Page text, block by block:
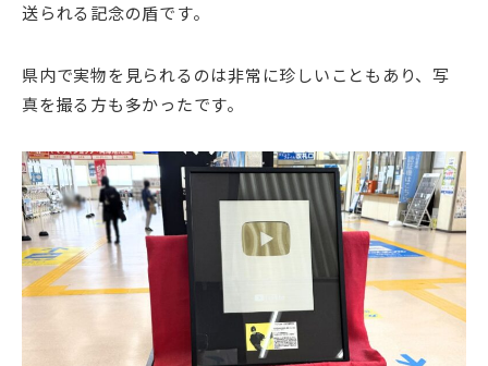
送られる記念の盾です。
県内で実物を見られるのは非常に珍しいこともあり、写
真を撮る方も多かったです。